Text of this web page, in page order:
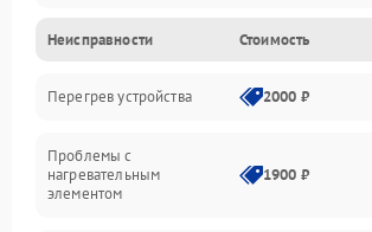
Парообразование
Герметичность
Механика
Неисправности Стоимость
Перегрев устройства 2000 ₽
Проблемы с
нагревательным
элементом
1900 ₽